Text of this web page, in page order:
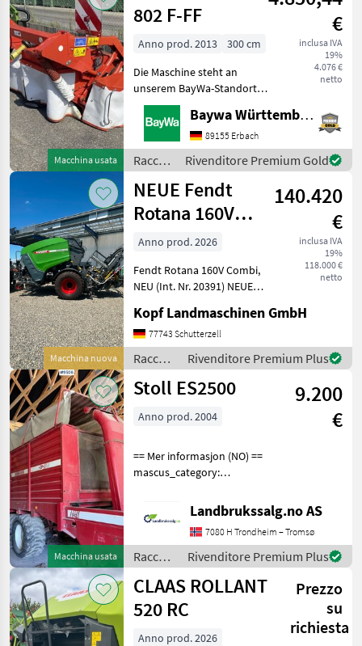
Macchina usata
802 F-FF
€
inclusa IVA
19%
4.076 €
netto
Anno prod. 2013
300 cm
Die Maschine steht an
unserem BayWa-Standort
in DE-88214
Ravensburg.Gerne steht
Ihnen Herr Schmid unter
Tel.: 0151 1610 3978 für Ihre
Anfrage zur
Verfügung!Kuhn GMD
Baywa Württemberg
89155 Erbach
Raccolta
mangimi
/ Kuhn
Rivenditore Premium Gold
Macchina nuova
NEUE Fendt
Rotana 160V
Combi
Rundballenpresse,
i
140.420
€
inclusa IVA
19%
118.000 €
netto
Anno prod. 2026
Fendt Rotana 160V Combi,
NEU (Int. Nr. 20391) NEUE
Typ Rotana 160V Combi
Baujahr 2026 40km/h Netz-
und Folienbindung,
integrierte Wickelein
Kopf Landmaschinen GmbH
77743 Schutterzell
Raccolta
mangimi
/ Fendt
Rivenditore Premium Plus
Macchina usata
Stoll ES2500
9.200
€
Anno prod. 2004
== Mer informasjon (NO) ==
mascus_category:
provide reference number
upon request: 9506 See
en.landbrukssalg.no/9506
for more images Specif
Landbrukssalg.no AS
7080 H Trondheim – Tromsø
Raccolta
mangimi
/ Stoll
Rivenditore Premium Plus
CLAAS ROLLANT
520 RC
Prezzo
su
richiesta
Anno prod. 2026